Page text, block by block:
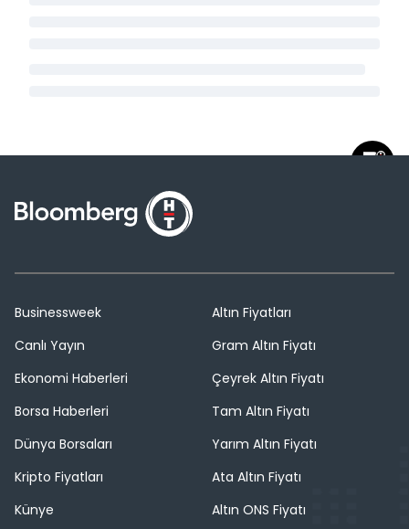
Businessweek
Canlı Yayın
Ekonomi Haberleri
Borsa Haberleri
Dünya Borsaları
Kripto Fiyatları
Künye
Altın Fiyatları
Gram Altın Fiyatı
Çeyrek Altın Fiyatı
Tam Altın Fiyatı
Yarım Altın Fiyatı
Ata Altın Fiyatı
Altın ONS Fiyatı